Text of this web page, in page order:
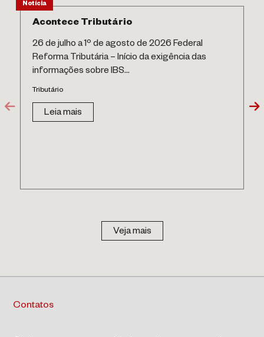
Notícia
Acontece Tributário
26 de julho a 1º de agosto de 2026 Federal
Reforma Tributária – Início da exigência das
informações sobre IBS...
Tributário
Leia mais
Veja mais
Contatos